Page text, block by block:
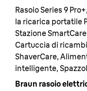
Rasoio Series 9
la ricarica portatile
Stazione SmartCare
Cartuccia di
ShaverCare,
intelligente,
Braun rasoio